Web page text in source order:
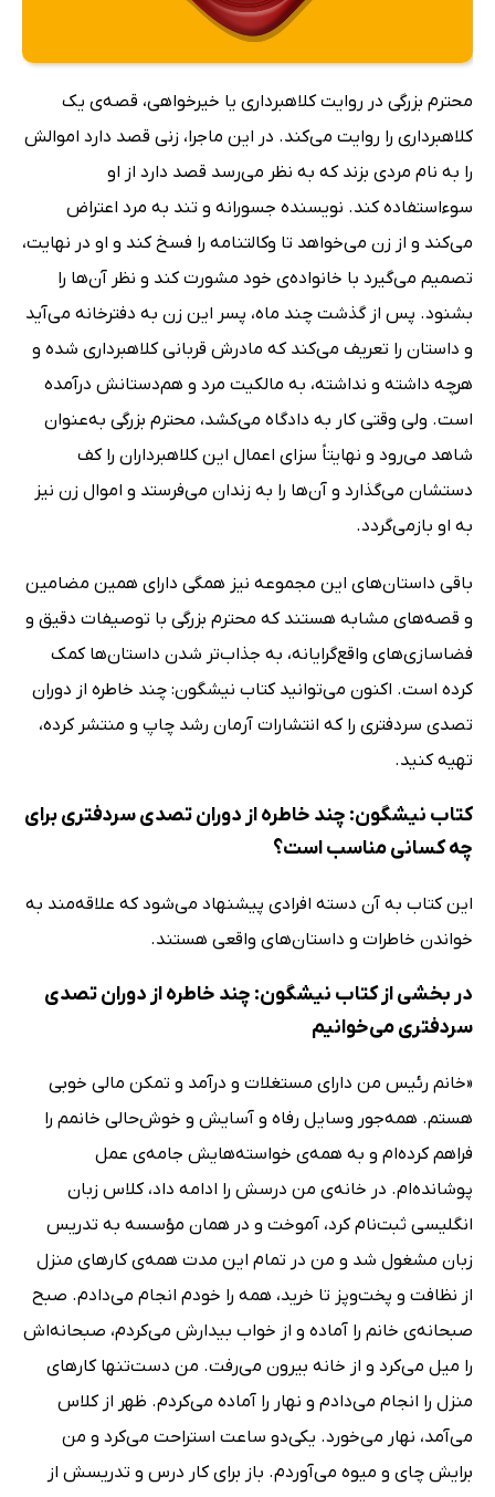
محترم بزرگی در روایت کلاهبرداری یا خیرخواهی، قصه‌ی یک
کلاهبرداری را روایت می‌کند. در این ماجرا، زنی قصد دارد اموالش
را به نام مردی بزند که به نظر می‌رسد قصد دارد از او
سوءاستفاده کند. نویسنده جسورانه و تند به مرد اعتراض
می‌کند و از زن می‌خواهد تا وکالتنامه را فسخ کند و او در نهایت،
تصمیم می‌گیرد با خانواده‌ی خود مشورت کند و نظر آن‌ها را
بشنود. پس از گذشت چند ماه، پسر این زن به دفترخانه می‌آید
و داستان را تعریف می‌کند که مادرش قربانی کلاهبرداری شده و
هرچه داشته و نداشته، به مالکیت مرد و هم‌دستانش درآمده
است. ولی وقتی کار به دادگاه می‌کشد، محترم بزرگی به‌عنوان
شاهد می‌رود و نهایتاً سزای اعمال این کلاهبرداران را کف
دستشان می‌گذارد و آن‌ها را به زندان می‌فرستد و اموال زن نیز
به او بازمی‌گردد.
باقی داستان‌های این مجموعه نیز همگی دارای همین مضامین
و قصه‌های مشابه هستند که محترم بزرگی با توصیفات دقیق و
فضاسازی‌های واقع‌گرایانه، به جذاب‌تر شدن داستان‌ها کمک
کرده است. اکنون می‌توانید کتاب نیشگون: چند خاطره از دوران
تصدی سردفتری را که انتشارات آرمان رشد چاپ و منتشر کرده،
تهیه کنید.
کتاب نیشگون: چند خاطره از دوران تصدی سردفتری برای
چه کسانی مناسب است؟
این کتاب به آن دسته افرادی پیشنهاد می‌شود که علاقه‌مند به
خواندن خاطرات و داستان‌های واقعی هستند.
در بخشی از کتاب نیشگون: چند خاطره از دوران تصدی
سردفتری می‌خوانیم
«خانم‌ رئیس من دارای مستغلات و درآمد و تمکن مالی خوبی
هستم. همه‌جور وسایل رفاه و آسایش و خوش‌حالی خانمم را
فراهم کرده‌ام و به همه‌ی خواسته‌هایش جامه‌ی عمل
پوشانده‌ام. در خانه‌ی من درسش را ادامه داد، کلاس زبان
انگلیسی ثبت‌نام کرد، آموخت و در همان مؤسسه به تدریس
زبان مشغول شد و من در تمام این مدت همه‌ی کارهای منزل
از نظافت و پخت‌وپز تا خرید، همه را خودم انجام می‌دادم. صبح
صبحانه‌ی خانم را آماده و از خواب بیدارش می‌کردم، صبحانه‌اش
را میل می‌کرد و از خانه بیرون می‌رفت. من دست‌تنها کارهای
منزل را انجام می‌دادم و نهار را آماده می‌کردم. ظهر از کلاس
می‌آمد، نهار می‌خورد. یکی‌دو ساعت استراحت می‌کرد و من
برایش چای و میوه می‌آوردم. باز برای کار درس و تدریسش از